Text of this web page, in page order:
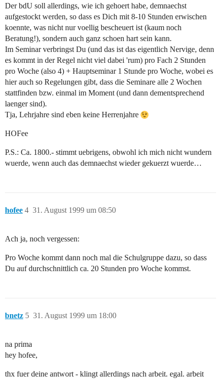
Der bdU soll allerdings, wie ich gehoert habe, demnaechst
aufgestockt werden, so dass es Dich mit 8-10 Stunden erwischen
koennte, was nicht nur voellig bescheuert ist (kaum noch
Beratung!), sondern auch ganz schoen hart sein kann.
Im Seminar verbringst Du (und das ist das eigentlich Nervige, denn
es kommt in der Regel nicht viel dabei 'rum) pro Fach 2 Stunden
pro Woche (also 4) + Hauptseminar 1 Stunde pro Woche, wobei es
hier auch so Regelungen gibt, dass die Seminare alle 2 Wochen
stattfinden bzw. einmal im Moment (und dann dementsprechend
laenger sind).
Tja, Lehrjahre sind eben keine Herrenjahre
HOFee
P.S.: Ca. 1800.- stimmt uebrigens, obwohl ich mich nicht wundern
wuerde, wenn auch das demnaechst wieder gekuerzt wuerde…
hofee 31. August 1999 um 08:50
4
Ach ja, noch vergessen:
Pro Woche kommt dann noch mal die Schulgruppe dazu, so dass
Du auf durchschnittlich ca. 20 Stunden pro Woche kommst.
bnetz 31. August 1999 um 18:00
5
na prima
hey hofee,
thx fuer deine antwort - klingt allerdings nach arbeit. egal. arbeit